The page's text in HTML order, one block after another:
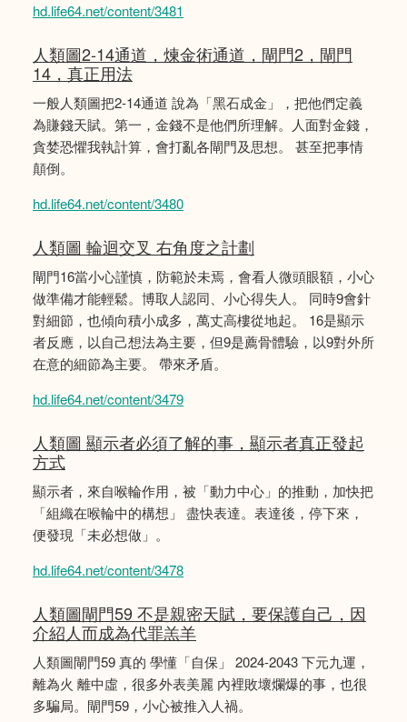
hd.life64.net/content/3481
人類圖2-14通道，煉金術通道，閘門2，閘門
14，真正用法
一般人類圖把2-14通道 說為「黑石成金」，把他們定義
為賺錢天賦。第一，金錢不是他們所理解。人面對金錢，
貪婪恐懼我執計算，會打亂各閘門及思想。 甚至把事情
顛倒。
hd.life64.net/content/3480
人類圖 輪迴交叉 右角度之計劃
閘門16當小心謹慎，防範於未焉，會看人微頭眼額，小心
做準備才能輕鬆。博取人認同、小心得失人。 同時9會針
對細節，也傾向積小成多，萬丈高樓從地起。 16是顯示
者反應，以自己想法為主要，但9是薦骨體驗，以9對外所
在意的細節為主要。 帶來矛盾。
hd.life64.net/content/3479
人類圖 顯示者必須了解的事，顯示者真正發起
方式
顯示者，來自喉輪作用，被「動力中心」的推動，加快把
「組織在喉輪中的構想」 盡快表達。表達後，停下來，
便發現「未必想做」。
hd.life64.net/content/3478
人類圖閘門59 不是親密天賦，要保護自己，因
介紹人而成為代罪羔羊
人類圖閘門59 真的 學懂「自保」 2024-2043 下元九運，
離為火 離中虛，很多外表美麗 內裡敗壞爛爆的事，也很
多騙局。閘門59，小心被推入人禍。